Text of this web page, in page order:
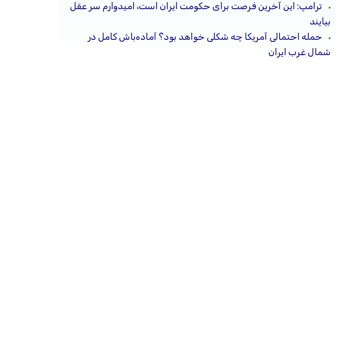
ترامپ: این آخرین فرصت برای حکومت ایران است، امیدوارم سر عقل
بیایند
حمله احتمالی آمریکا چه شکلی خواهد بود؟ آماده‌باش کامل در
شمال غرب ایران